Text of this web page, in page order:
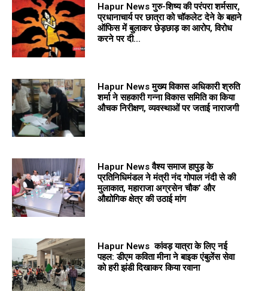
Hapur News गुरु-शिष्य की परंपरा शर्मसार,
प्रधानाचार्य पर छात्रा को चॉकलेट देने के बहाने
ऑफिस में बुलाकर छेड़छाड़ का आरोप, विरोध
करने पर दी...
Hapur News मुख्य विकास अधिकारी श्रुति
शर्मा ने सहकारी गन्ना विकास समिति का किया
औचक निरीक्षण, व्यवस्थाओं पर जताई नाराजगी
Hapur News वैश्य समाज हापुड़ के
प्रतिनिधिमंडल ने मंत्री नंद गोपाल नंदी से की
मुलाकात, महाराजा अग्रसेन चौक’ और
औद्योगिक क्षेत्र की उठाई मांग
Hapur News कांवड़ यात्रा के लिए नई
पहल: डीएम कविता मीना ने बाइक एंबुलेंस सेवा
को हरी झंडी दिखाकर किया रवाना